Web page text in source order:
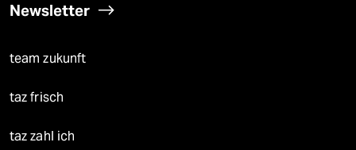
Newsletter
team zukunft
taz frisch
taz zahl ich